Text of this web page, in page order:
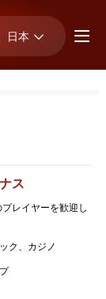
日本
ス
レイヤーを歓迎し
ク、カジノ